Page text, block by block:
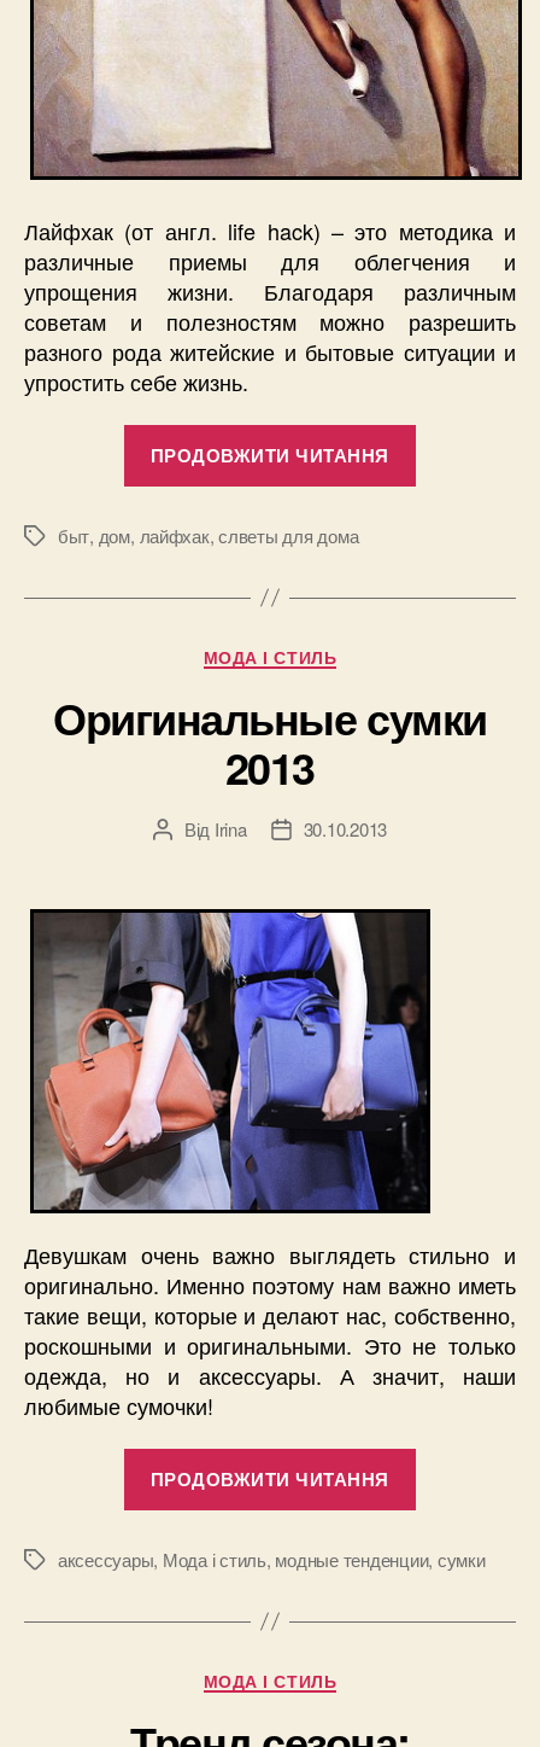
Лайфхак (от англ. life hack) – это методика и
различные приемы для облегчения и
упрощения жизни. Благодаря различным
советам и полезностям можно разрешить
разного рода житейские и бытовые ситуации и
упростить себе жизнь.
ПРОДОВЖИТИ ЧИТАННЯ
дома
1”
Позначки
быт, дом, лайфхак,слветы для дома
Категорії
МОДА І СТИЛЬ
Оригинальные сумки
2013
Автор
Від Irina
Дата30.10.2013
Девушкам очень важно выглядеть стильно и
оригинально. Именно поэтому нам важно иметь
такие вещи, которые и делают нас, собственно,
роскошными и оригинальными. Это не только
одежда, но и аксессуары. А значит, наши
любимые сумочки!
ПРОДОВЖИТИ ЧИТАННЯ
Позначки
аксессуары, Мода і стиль, модные тенденции, сумки
Категорії
МОДА І СТИЛЬ